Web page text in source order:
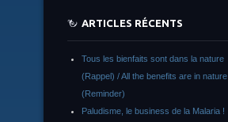
ARTICLES RÉCENTS
Tous les bienfaits sont dans la nature
(Rappel) / All the benefits are in nature
(Reminder)
Paludisme, le business de la Malaria !